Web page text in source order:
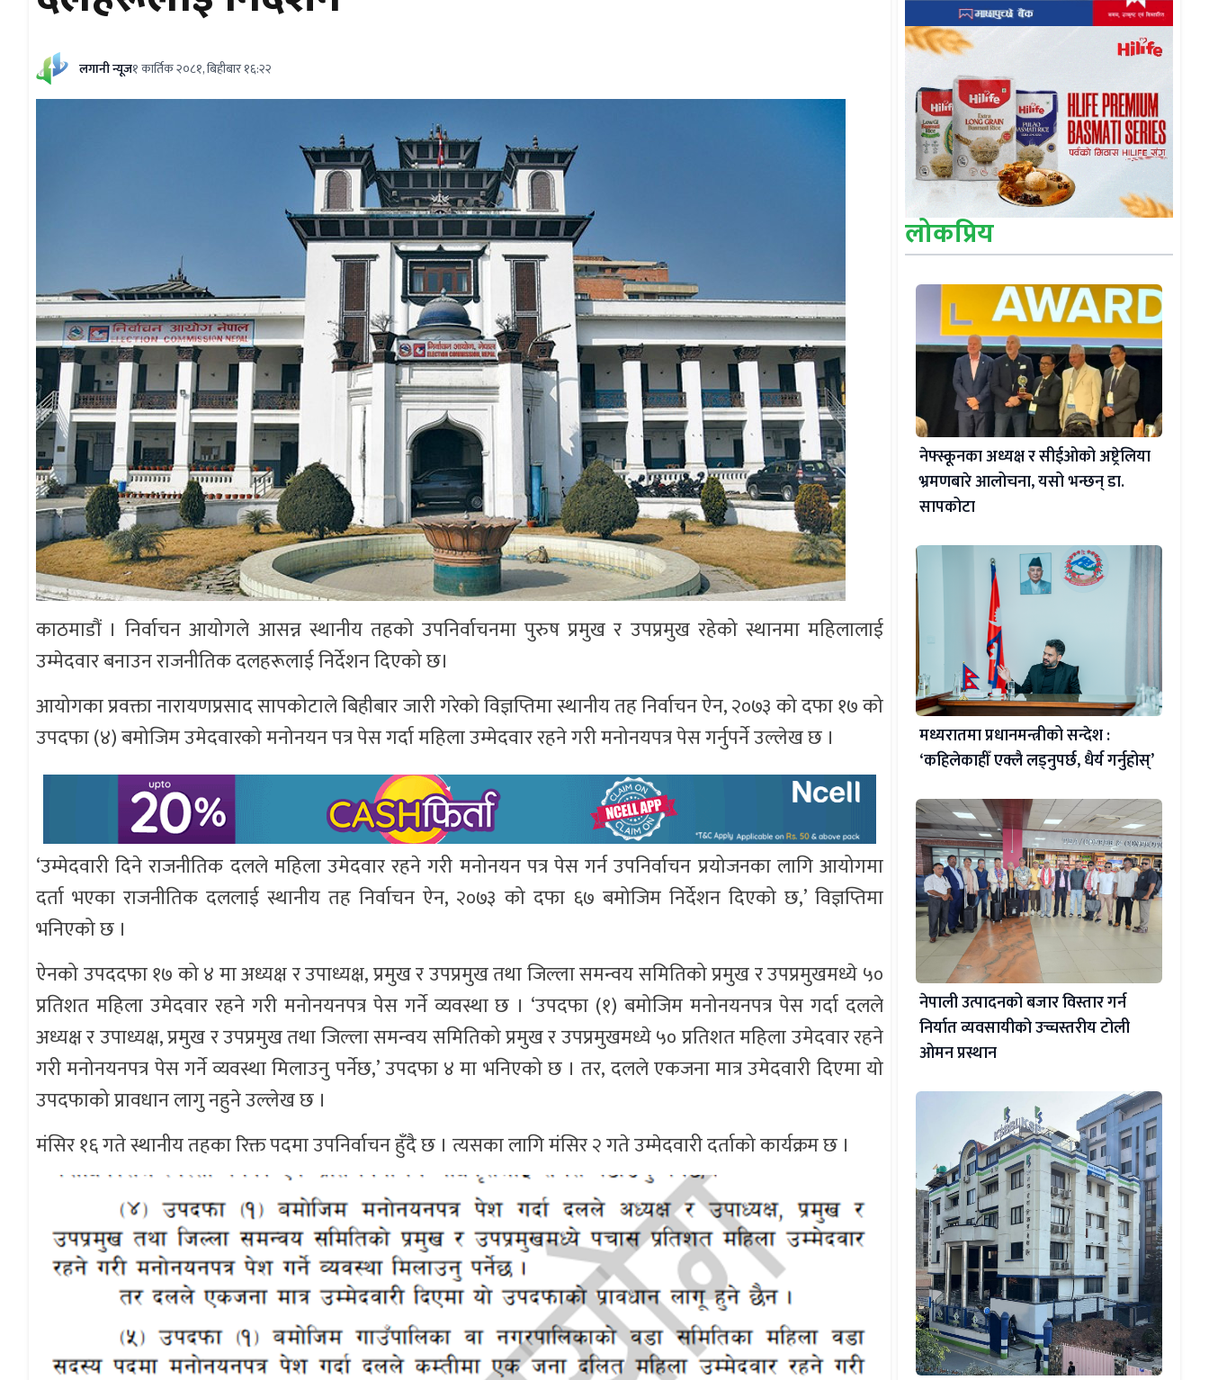
लगानी न्यूज१ कार्तिक २०८१, बिहीबार १६:२२
काठमाडौं । निर्वाचन आयोगले आसन्न स्थानीय तहको उपनिर्वाचनमा पुरुष प्रमुख र उपप्रमुख रहेको स्थानमा महिलालाई
उम्मेदवार बनाउन राजनीतिक दलहरूलाई निर्देशन दिएको छ।
आयोगका प्रवक्ता नारायणप्रसाद सापकोटाले बिहीबार जारी गरेको विज्ञप्तिमा स्थानीय तह निर्वाचन ऐन, २०७३ को दफा १७ को
उपदफा (४) बमोजिम उमेदवारको मनोनयन पत्र पेस गर्दा महिला उम्मेदवार रहने गरी मनोनयपत्र पेस गर्नुपर्ने उल्लेख छ ।
‘उम्मेदवारी दिने राजनीतिक दलले महिला उमेदवार रहने गरी मनोनयन पत्र पेस गर्न उपनिर्वाचन प्रयोजनका लागि आयोगमा
दर्ता भएका राजनीतिक दललाई स्थानीय तह निर्वाचन ऐन, २०७३ को दफा ६७ बमोजिम निर्देशन दिएको छ,’ विज्ञप्तिमा
भनिएको छ ।
ऐनको उपददफा १७ को ४ मा अध्यक्ष र उपाध्यक्ष, प्रमुख र उपप्रमुख तथा जिल्ला समन्वय समितिको प्रमुख र उपप्रमुखमध्ये ५०
प्रतिशत महिला उमेदवार रहने गरी मनोनयनपत्र पेस गर्ने व्यवस्था छ । ‘उपदफा (१) बमोजिम मनोनयनपत्र पेस गर्दा दलले
अध्यक्ष र उपाध्यक्ष, प्रमुख र उपप्रमुख तथा जिल्ला समन्वय समितिको प्रमुख र उपप्रमुखमध्ये ५० प्रतिशत महिला उमेदवार रहने
गरी मनोनयनपत्र पेस गर्ने व्यवस्था मिलाउनु पर्नेछ,’ उपदफा ४ मा भनिएको छ । तर, दलले एकजना मात्र उमेदवारी दिएमा यो
उपदफाको प्रावधान लागु नहुने उल्लेख छ ।
मंसिर १६ गते स्थानीय तहका रिक्त पदमा उपनिर्वाचन हुँदै छ । त्यसका लागि मंसिर २ गते उम्मेदवारी दर्ताको कार्यक्रम छ ।
लोकप्रिय
नेफ्स्कूनका अध्यक्ष र सीईओको अष्ट्रेलिया
भ्रमणबारे आलोचना, यसो भन्छन् डा‍.
सापकोटा
मध्यरातमा प्रधानमन्त्रीको सन्देश :
‘कहिलेकाहीँ एक्लै लड्नुपर्छ, धैर्य गर्नुहोस्’
नेपाली उत्पादनको बजार विस्तार गर्न
निर्यात व्यवसायीको उच्चस्तरीय टोली
ओमन प्रस्थान